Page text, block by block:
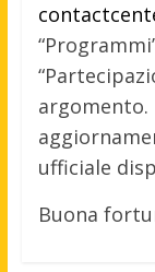
argomento.
ufficiale
Buona